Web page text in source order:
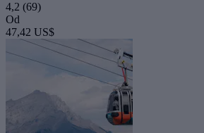
4,2 (69)
Od
47,42 US$